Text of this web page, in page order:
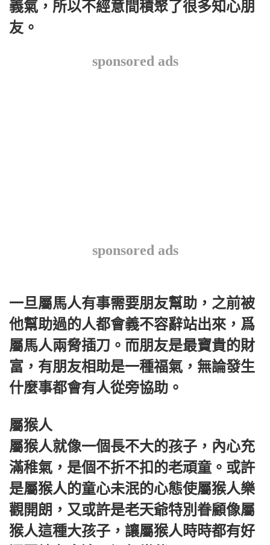
義氣，所以不經意間積聚了很多知心朋
友。
sponsored ads
sponsored ads
一旦屬馬人有事需要朋友幫助，之前被
他幫助過的人都會義不容辭站出來，爲
屬馬人兩脅插刀。而朋友是最寶貴的財
富，有朋友相助是一種福氣，無論發生
什麼事都會有人從旁協助。
屬猴人
屬猴人就像一個長不大的孩子，內心充
滿稚氣，是個不折不扣的老頑童。或許
是屬猴人的童心未泯的心態使屬猴人樂
觀開朗，又或許是老天爺特別眷顧像屬
猴人這種大孩子，讓屬猴人時時都有好